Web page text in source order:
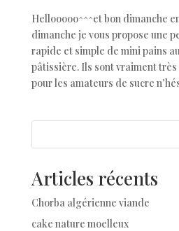
Hellooooo^^^et bon dimanche
dimanche je vous propose une
rapide et simple de mini pains
pâtissière. Ils sont vraiment très
pour les amateurs de sucre
Articles récents
Chorba algérienne viande
cake nature moelleux